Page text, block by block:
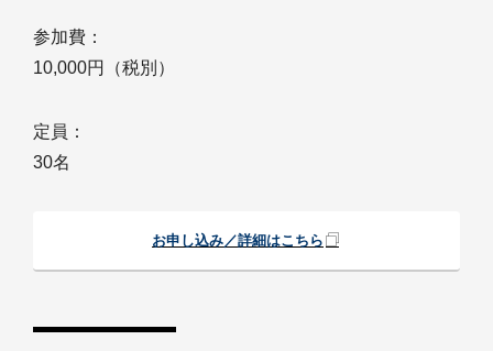
参加費：
10,000円（税別）
定員：
30名
お申し込み／詳細はこちら